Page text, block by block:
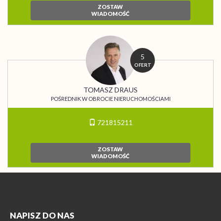
ZOSTAW
WIADOMOŚĆ
5
OFERT
TOMASZ DRAUS
POŚREDNIK W OBROCIE NIERUCHOMOŚCIAMI
721815211
ZOSTAW
WIADOMOŚĆ
NAPISZ DO NAS